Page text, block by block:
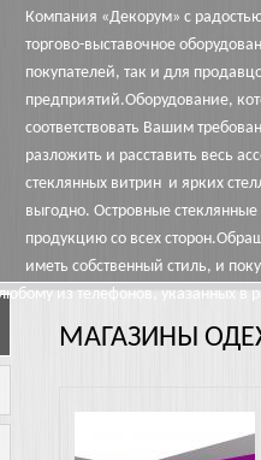
Компания «Декорум» с
торгово-выставочное
покупателей, так и для
предприятий.Оборудование,
соответствовать Вашим
разложить и расставить весь
стеклянных витрин и ярких
выгодно. Островные
продукцию со всех
иметь собственный стиль, и
из телефонов, указанных
МАГАЗИНЫ